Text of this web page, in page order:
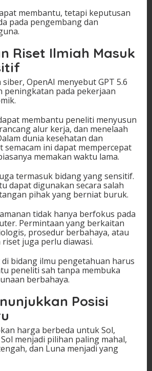
membantu, tetapi keputusan
pada pengembang dan
Riset Ilmiah Masuk
OpenAI menyebut GPT 5.6
peningkatan pada pekerjaan
membantu peneliti menyusun
alur kerja, dan menelaah
dunia kesehatan dan
semacam ini dapat mempercepat
memakan waktu lama.
termasuk bidang yang sensitif.
dapat digunakan secara salah
pihak yang berniat buruk.
tidak hanya berfokus pada
Permintaan yang berkaitan
prosedur berbahaya, atau
juga perlu diawasi.
bidang ilmu pengetahuan harus
peneliti sah tanpa membuka
berbahaya.
Posisi
harga berbeda untuk Sol,
menjadi pilihan paling mahal,
dan Luna menjadi yang